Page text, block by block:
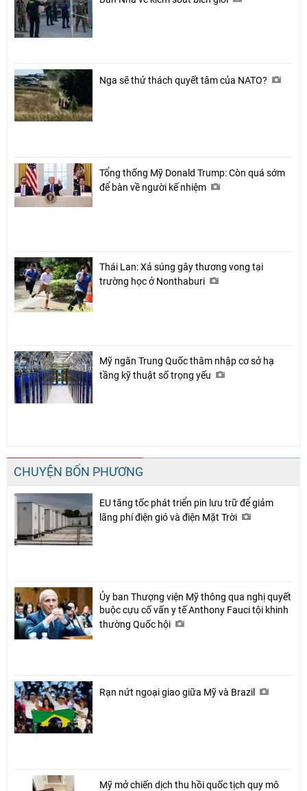
Nga sẽ thử thách quyết tâm của NATO?
Tổng thống Mỹ Donald Trump: Còn quá sớm
để bàn về người kế nhiệm
Thái Lan: Xả súng gây thương vong tại
trường học ở Nonthaburi
Mỹ ngăn Trung Quốc thâm nhập cơ sở hạ
tầng kỹ thuật số trọng yếu
CHUYỆN BỐN PHƯƠNG
EU tăng tốc phát triển pin lưu trữ để giảm
lãng phí điện gió và điện Mặt Trời
Ủy ban Thượng viện Mỹ thông qua nghị quyết
buộc cựu cố vấn y tế Anthony Fauci tội khinh
thường Quốc hội
Rạn nứt ngoại giao giữa Mỹ và Brazil
Mỹ mở chiến dịch thu hồi quốc tịch quy mô